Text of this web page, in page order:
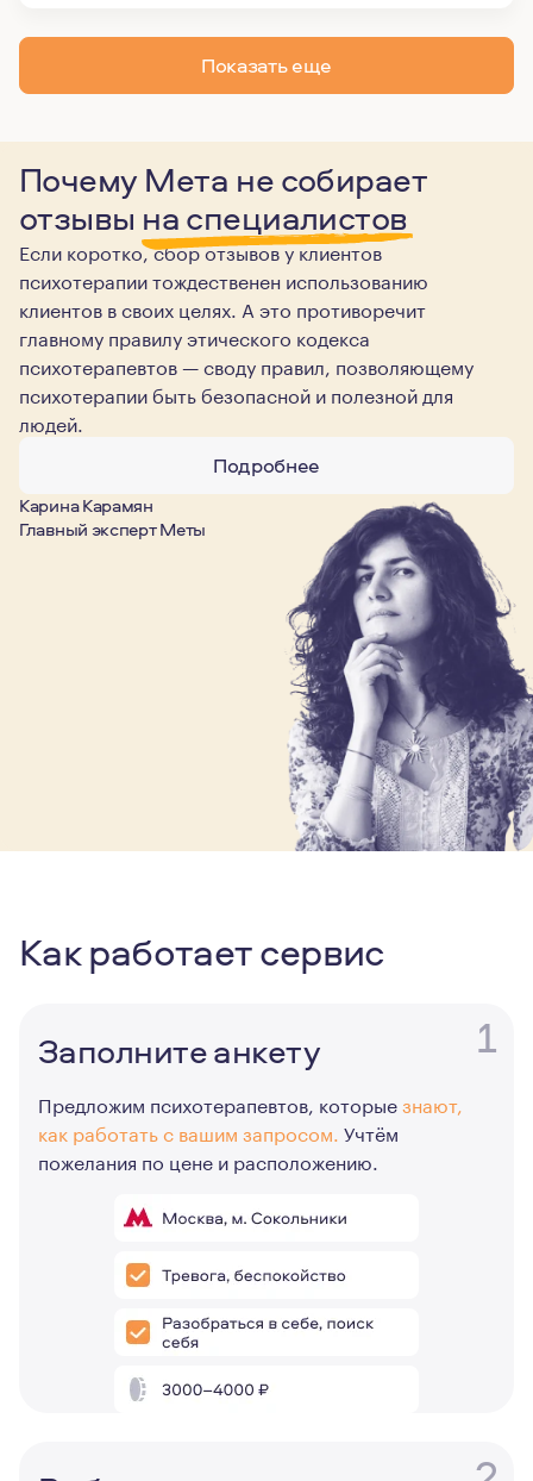
Показать еще
Почему Мета не собирает
отзывы на специалистов
Если коротко, сбор отзывов у клиентов
психотерапии тождественен использованию
клиентов в своих целях. А это противоречит
главному правилу этического кодекса
психотерапевтов — своду правил, позволяющему
психотерапии быть безопасной и полезной для
людей.
Подробнее
Карина Карамян
Главный эксперт Меты
Как работает сервис
1
Заполните анкету
Предложим психотерапевтов, которыезнают,
как работать с вашим запросом. Учтём
пожелания по цене и расположению.